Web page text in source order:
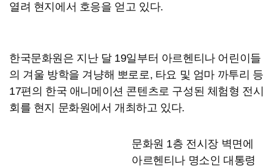
열려 현지에서 호응을 얻고 있다.
한국문화원은 지난 달 19일부터 아르헨티나 어린이들
의 겨울 방학을 겨냥해 뽀로로, 타요 및 엄마 까투리 등
17편의 한국 애니메이션 콘텐츠로 구성된 체험형 전시
회를 현지 문화원에서 개최하고 있다.
문화원 1층 전시장 벽면에
아르헨티나 명소인 대통령